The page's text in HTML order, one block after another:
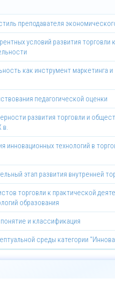
преподавателя
условий развития торговли
как инструмент маркетинга
педагогической оценки
развития торговли и
в.
инновационных технологий в
этап развития внутренней
торговли к практической
образования
и классификация
среды категории